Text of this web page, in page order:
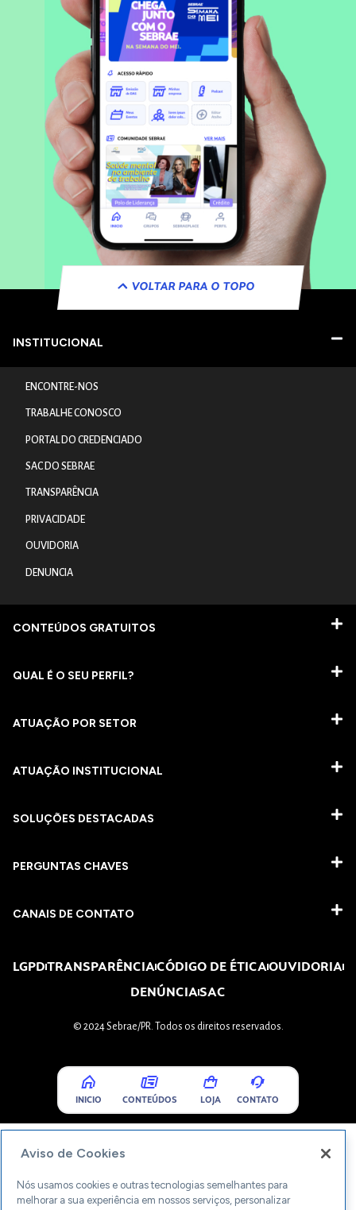
VOLTAR PARA O TOPO
INSTITUCIONAL
ENCONTRE-NOS
TRABALHE CONOSCO
PORTAL DO CREDENCIADO
SAC DO SEBRAE
TRANSPARÊNCIA
PRIVACIDADE
OUVIDORIA
DENUNCIA
CONTEÚDOS GRATUITOS
QUAL É O SEU PERFIL?
ATUAÇÃO POR SETOR
ATUAÇÃO INSTITUCIONAL
SOLUÇÕES DESTACADAS
PERGUNTAS CHAVES​
CANAIS DE CONTATO
LGPDTRANSPARÊNCIACÓDIGO DE ÉTICAOUVIDORIA
DENÚNCIASAC
© 2024 Sebrae/PR. Todos os direitos reservados.
INICIO CONTEÚDOS LOJA CONTATO
Aviso de Cookies
Nós usamos cookies e outras tecnologias semelhantes para
melhorar a sua experiência em nossos serviços, personalizar